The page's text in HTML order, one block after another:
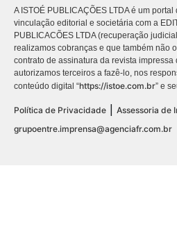
A ISTOÉ PUBLICAÇÕES LTDA é um
vinculação editorial e societária com a
PUBLICACÕES LTDA (recuperação
realizamos cobranças e que também não
contrato de assinatura da revista impressa
autorizamos terceiros a fazê-lo, nos
conteúdo digital “https://istoe.com.br” e
Política de Privacidade
Assessoria de
grupoentre.imprensa@agenciafr.com.br